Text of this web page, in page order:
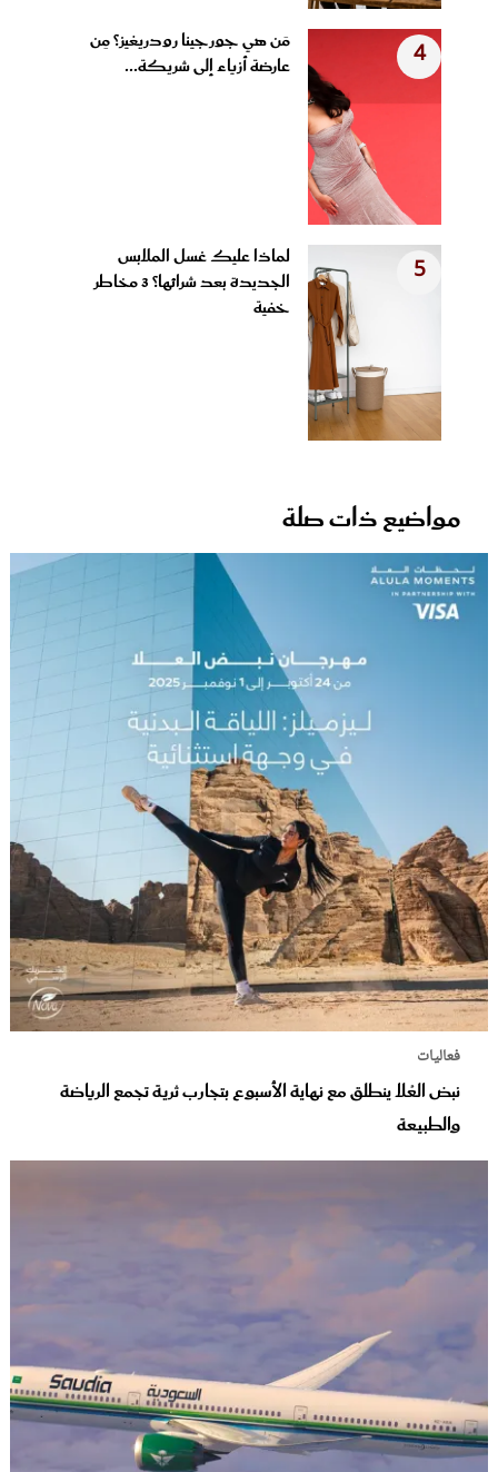
4
مَن هي جورجينا رودريغيز؟ مِن
عارضة أزياء إلى شريكة...
5
لماذا عليك غسل الملابس
الجديدة بعد شرائها؟ 3 مخاطر
خفية
مواضيع ذات صلة
فعاليات
نبض العُلا ينطلق مع نهاية الأسبوع بتجارب ثرية تجمع الرياضة
والطبيعة